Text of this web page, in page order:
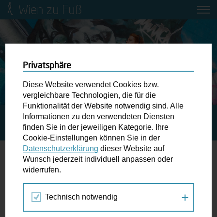
Wien zu Fuß
Mobilitätsbildung für Kinder und
Jugendliche
Ringstraße-Neugestaltung
Wiener Fußwegekarte
Newsletter abonnieren
Wunschbox
der Ampel ...
STARTSEITE
SPAZIERGANG KALENDER
DEUTSCHLAND IN WIEN ENTDECKEN
24.
JUN
2020
Privatsphäre
Diese Website verwendet Cookies bzw.
vergleichbare Technologien, die für die
Funktionalität der Website notwendig sind. Alle
Informationen zu den verwendeten Diensten
finden Sie in der jeweiligen Kategorie. Ihre
Cookie-Einstellungen können Sie in der
Datenschutzerklärung dieser Website auf
Wunsch jederzeit individuell anpassen oder
widerrufen.
Technisch notwendig